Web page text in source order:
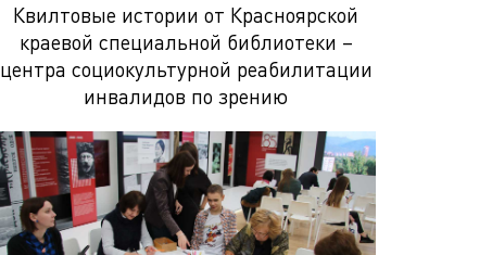
Квилтовые истории от Красноярской
краевой специальной библиотеки –
центра социокультурной реабилитации
инвалидов по зрению